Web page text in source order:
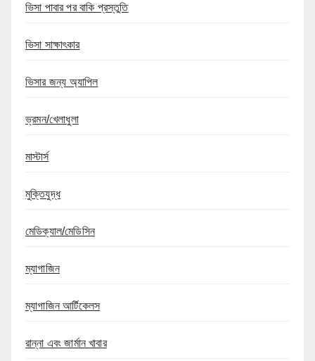
ভিসা পাবার পর বাকি প্রস্তুতি
ভিসা সাক্ষাৎকার
ভিসার জন্য অ্যাপিল
ভ্রমন/খেলাধুলা
মাস্টার্স
মুক্তিযুদ্ধ
মেডিক্যাল/মেডিসিন
ম্যাগাজিন
ম্যাগাজিন আর্টিকেলস
রান্না এবং জার্মান খাবার